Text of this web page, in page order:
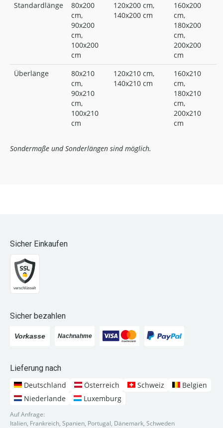
Standardlänge
80x200
cm,
90x200
cm,
100x200
cm
120x200 cm,
140x200 cm
160x200
cm,
180x200
cm,
200x200
cm
Überlänge
80x210
cm,
90x210
cm,
100x210
cm
120x210 cm,
140x210 cm
160x210
cm,
180x210
cm,
200x210
cm
Sondermaße und Sonderlängen sind möglich.
Sicher Einkaufen
Sicher bezahlen
Lieferung nach
Deutschland
Österreich Schweiz
Belgien
Niederlande
Luxemburg
Auf Anfrage:
Italien, Frankreich, Spanien, Portugal, Dänemark, Schweden